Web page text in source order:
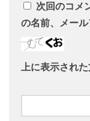
次回のコメ
の名前、メール
上に表示された